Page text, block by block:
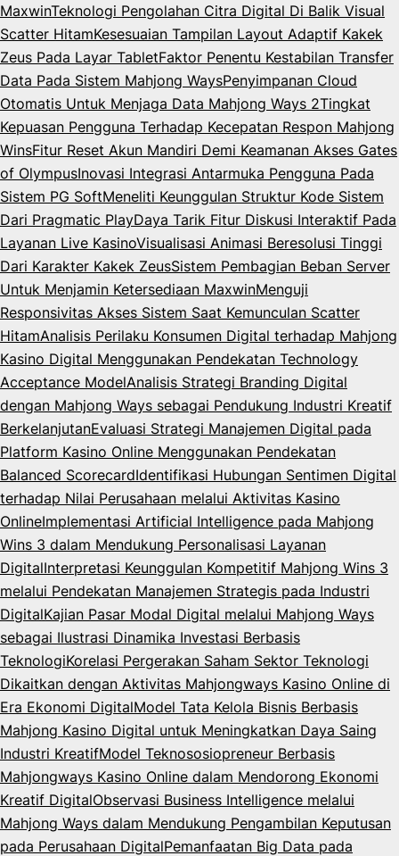
MaxwinTeknologi Pengolahan Citra Digital Di Balik Visual
Scatter HitamKesesuaian Tampilan Layout Adaptif Kakek
Zeus Pada Layar TabletFaktor Penentu Kestabilan Transfer
Data Pada Sistem Mahjong WaysPenyimpanan Cloud
Otomatis Untuk Menjaga Data Mahjong Ways 2Tingkat
Kepuasan Pengguna Terhadap Kecepatan Respon Mahjong
WinsFitur Reset Akun Mandiri Demi Keamanan Akses Gates
of OlympusInovasi Integrasi Antarmuka Pengguna Pada
Sistem PG SoftMeneliti Keunggulan Struktur Kode Sistem
Dari Pragmatic PlayDaya Tarik Fitur Diskusi Interaktif Pada
Layanan Live KasinoVisualisasi Animasi Beresolusi Tinggi
Dari Karakter Kakek ZeusSistem Pembagian Beban Server
Untuk Menjamin Ketersediaan MaxwinMenguji
Responsivitas Akses Sistem Saat Kemunculan Scatter
HitamAnalisis Perilaku Konsumen Digital terhadap Mahjong
Kasino Digital Menggunakan Pendekatan Technology
Acceptance ModelAnalisis Strategi Branding Digital
dengan Mahjong Ways sebagai Pendukung Industri Kreatif
BerkelanjutanEvaluasi Strategi Manajemen Digital pada
Platform Kasino Online Menggunakan Pendekatan
Balanced ScorecardIdentifikasi Hubungan Sentimen Digital
terhadap Nilai Perusahaan melalui Aktivitas Kasino
OnlineImplementasi Artificial Intelligence pada Mahjong
Wins 3 dalam Mendukung Personalisasi Layanan
DigitalInterpretasi Keunggulan Kompetitif Mahjong Wins 3
melalui Pendekatan Manajemen Strategis pada Industri
DigitalKajian Pasar Modal Digital melalui Mahjong Ways
sebagai Ilustrasi Dinamika Investasi Berbasis
TeknologiKorelasi Pergerakan Saham Sektor Teknologi
Dikaitkan dengan Aktivitas Mahjongways Kasino Online di
Era Ekonomi DigitalModel Tata Kelola Bisnis Berbasis
Mahjong Kasino Digital untuk Meningkatkan Daya Saing
Industri KreatifModel Teknososiopreneur Berbasis
Mahjongways Kasino Online dalam Mendorong Ekonomi
Kreatif DigitalObservasi Business Intelligence melalui
Mahjong Ways dalam Mendukung Pengambilan Keputusan
pada Perusahaan DigitalPemanfaatan Big Data pada